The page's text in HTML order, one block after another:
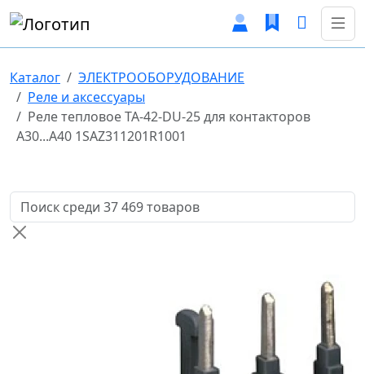
Каталог
ЭЛЕКТРООБОРУДОВАНИЕ
Реле и аксессуары
Реле тепловое TA-42-DU-25 для контакторов
А30...А40 1SAZ311201R1001
Поиск товаров по названию или артикулу